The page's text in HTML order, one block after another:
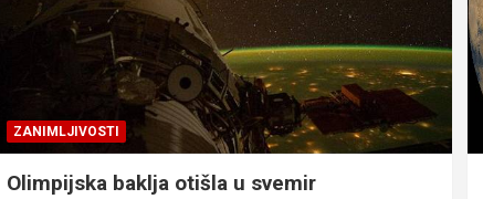
ZANIMLJIVOSTI
Olimpijska baklja otišla u svemir